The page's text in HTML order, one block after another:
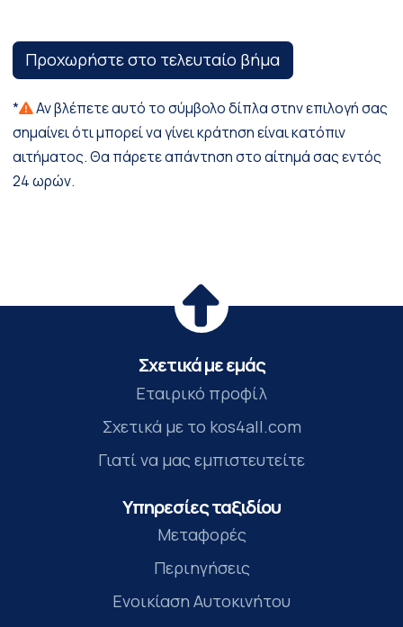
Προχωρήστε στο τελευταίο βήμα
*
Αν βλέπετε αυτό το σύμβολο δίπλα στην επιλογή σας
σημαίνει ότι μπορεί να γίνει κράτηση είναι κατόπιν
αιτήματος. Θα πάρετε απάντηση στο αίτημά σας εντός
24 ωρών.
Σχετικά με εμάς
Εταιρικό προφίλ
Σχετικά με το kos4all.com
Γιατί να μας εμπιστευτείτε
Υπηρεσίες ταξιδίου
Μεταφορές
Περιηγήσεις
Ενοικίαση Αυτοκινήτου